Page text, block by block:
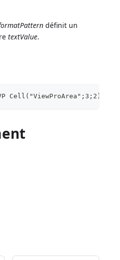
définit un
textValue.